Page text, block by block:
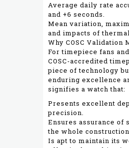
Average daily rate
and +6 seconds.
Mean variation,
and impacts of
Why COSC Validation
For timepiece fans
COSC-accredited
piece of technology
enduring excellence
signifies a watch that:
Presents excellent
precision.
Ensures assurance of
the whole
Is apt to maintain its